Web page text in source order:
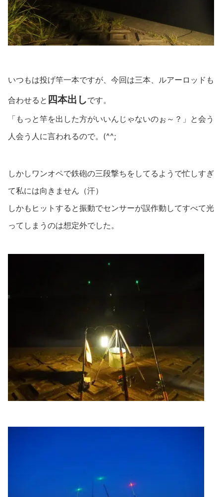
いつもは投げ竿一本ですが、今回は三本、ルアーロッドも
合わせると 四本出しです。
「もっと竿を出した方がいいんじゃないのぉ～？」と会う
人会う人に言われるので。(^^;
しかしワンオペで鉄砲の三段撃ちをしてるようで忙しすぎ
て私には向きません（汗）
しかもヒットすると振動でセンサーが誤作動してすべて光
ってしまうのは想定外でした。